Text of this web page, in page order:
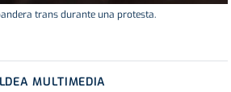
trans durante una protesta.
MULTIMEDIA